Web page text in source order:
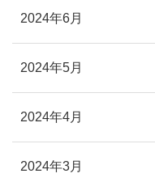
2024年6月
2024年5月
2024年4月
2024年3月